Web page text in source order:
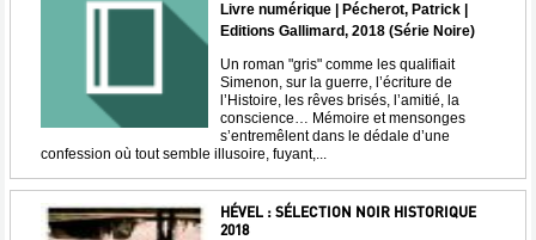
Livre numérique | Pécherot, Patrick |
Editions Gallimard, 2018 (Série Noire)
Un roman "gris" comme les qualifiait
Simenon, sur la guerre, l’écriture de
l’Histoire, les rêves brisés, l’amitié, la
conscience… Mémoire et mensonges
s’entremêlent dans le dédale d’une
confession où tout semble illusoire, fuyant,...
HÉVEL : SÉLECTION NOIR HISTORIQUE
2018